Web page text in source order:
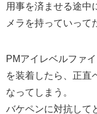
用事を済ませる途中
メラを持っていって
PMアイレベルファ
を装着したら、正直
なってしまう。
バケペンに対抗して